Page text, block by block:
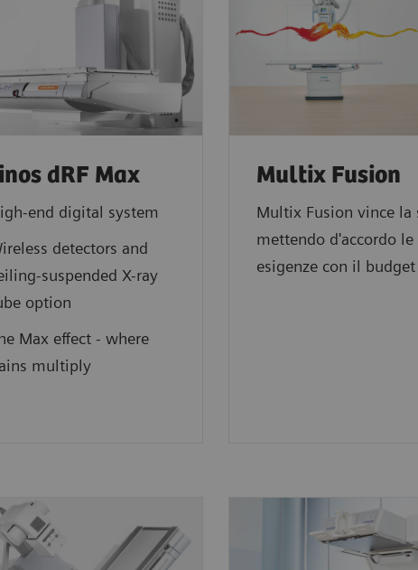
dRF Max
end digital system
detectors and
suspended X-ray
option
Max effect - where
multiply
Multix Fusion
Multix Fusion vince la
mettendo d'accordo le
esigenze con il budget